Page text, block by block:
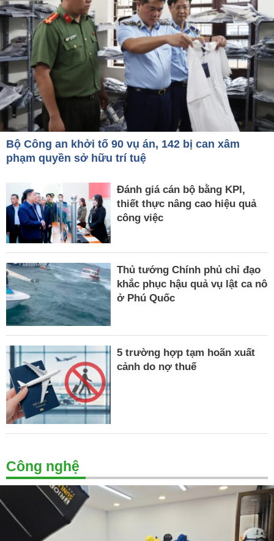
Bộ Công an khởi tố 90 vụ án, 142 bị can xâm
phạm quyền sở hữu trí tuệ
Đánh giá cán bộ bằng KPI,
thiết thực nâng cao hiệu quả
công việc
Thủ tướng Chính phủ chỉ đạo
khắc phục hậu quả vụ lật ca nô
ở Phú Quốc
5 trường hợp tạm hoãn xuất
cảnh do nợ thuế
Công nghệ